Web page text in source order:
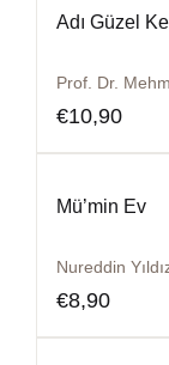
Adı Güzel
Prof. Dr.
€10,90
Mü’min Ev
Nureddin
€8,90